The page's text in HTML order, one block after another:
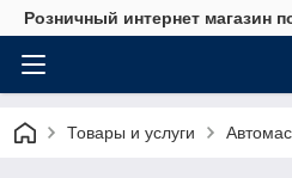
Розничный интернет магазин
Товары и услуги